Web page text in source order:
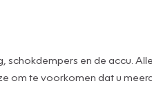
schokdempers en de accu.
om te voorkomen dat u